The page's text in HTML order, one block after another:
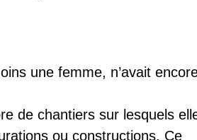
une femme, n’avait
de chantiers sur lesquels
ou constructions. Ce